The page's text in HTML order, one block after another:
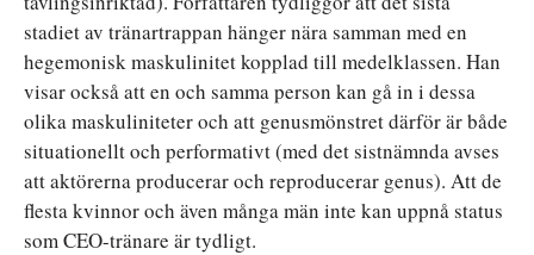
stadiet av tränartrappan hänger nära samman med en
hegemonisk maskulinitet kopplad till medelklassen. Han
visar också att en och samma person kan gå in i dessa
olika maskuliniteter och att genusmönstret därför är både
situationellt och performativt (med det sistnämnda avses
att aktörerna producerar och reproducerar genus). Att de
flesta kvinnor och även många män inte kan uppnå status
som CEO-tränare är tydligt.